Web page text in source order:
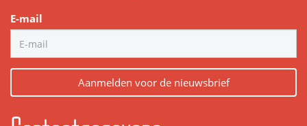
E-mail
Aanmelden voor de nieuwsbrief